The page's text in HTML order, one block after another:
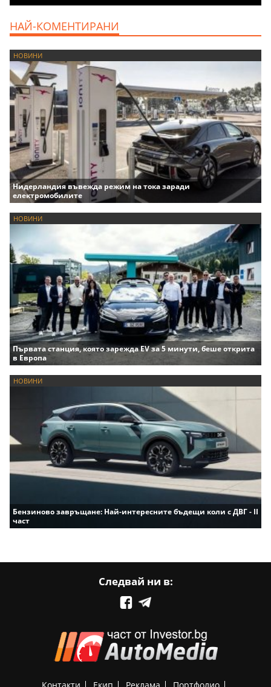
НАЙ-КОМЕНТИРАНИ
НОВИНИ
Нидерландия въвежда режим на тока заради
електромобилите
НОВИНИ
Първата станция, която зарежда EV за 5 минути, беше открита
в Европа
НОВИНИ
Бензиново завръщане: Най-интересните бъдещи коли с ДВГ - II
част
Следвай ни в:
Контакти Екип Реклама Портфолио